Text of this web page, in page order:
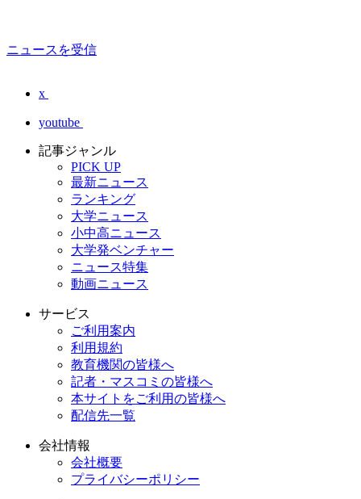
ニュースを受信
x
youtube
記事ジャンル
PICK UP
最新ニュース
ランキング
大学ニュース
小中高ニュース
大学発ベンチャー
ニュース特集
動画ニュース
サービス
ご利用案内
利用規約
教育機関の皆様へ
記者・マスコミの皆様へ
本サイトをご利用の皆様へ
配信先一覧
会社情報
会社概要
プライバシーポリシー